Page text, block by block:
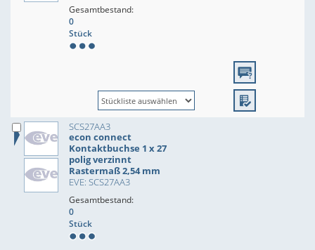
Gesamtbestand:
0
Stück
SCS27AA3
econ connect
Kontaktbuchse 1 x 27
polig verzinnt
Rastermaß 2,54 mm
EVE: SCS27AA3
Gesamtbestand:
0
Stück